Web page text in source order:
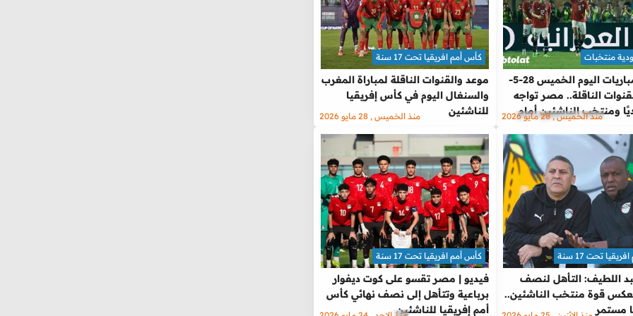
مواعيد مباريات اليوم الخميس 28-5-
والقنوات الناقلة.. مصر تواجه
ومنتخب الناشئين أمام
منتخبات
منذ الخميس , 28 مايو 2026
موعد والقنوات الناقلة لمباراة المغرب
والسنغال اليوم في كأس إفريقيا
للناشئين
كأس أمم افريقيا تحت 17 سنة
منذ الخميس , 28 مايو 2026
اللطيف: التأهل لنصف
يعكس قوة منتخب الناشئين..
مستمر
تحت 17 سنة
فيديو | مصر تقسو على كوت ديفوار
برباعية وتتأهل إلى نصف نهائي كأس
أمم إفريقيا للناشئين
كأس أمم افريقيا تحت 17 سنة